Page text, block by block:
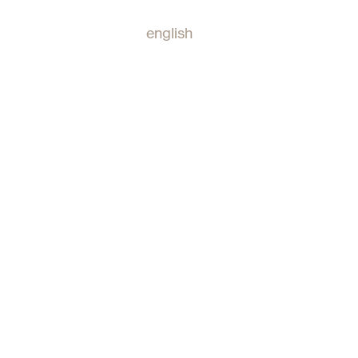
english